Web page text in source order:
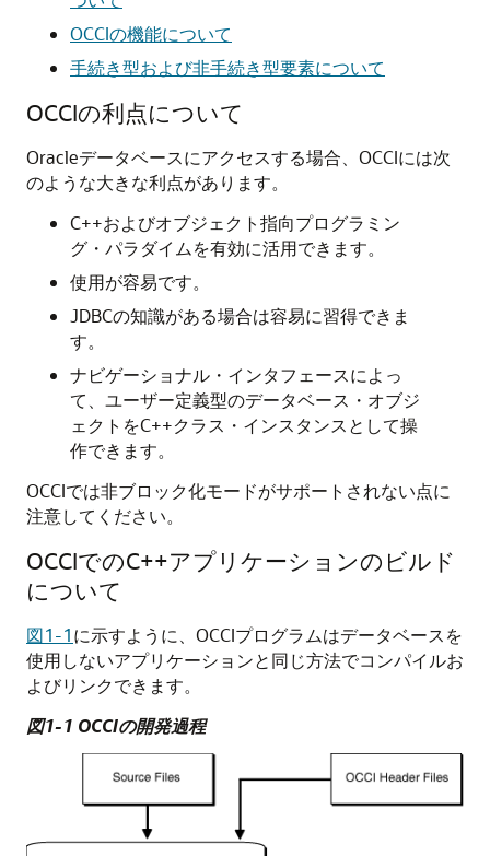
OCCIの機能について
手続き型および非手続き型要素について
OCCIの利点について
Oracleデータベースにアクセスする場合、OCCIには次
のような大きな利点があります。
C++およびオブジェクト指向プログラミン
グ・パラダイムを有効に活用できます。
使用が容易です。
JDBCの知識がある場合は容易に習得できま
す。
ナビゲーショナル・インタフェースによっ
て、ユーザー定義型のデータベース・オブジ
ェクトをC++クラス・インスタンスとして操
作できます。
OCCIでは非ブロック化モードがサポートされない点に
注意してください。
OCCIでのC++アプリケーションのビルド
について
図1-1に示すように、OCCIプログラムはデータベースを
使用しないアプリケーションと同じ方法でコンパイルお
よびリンクできます。
図1-1 OCCIの開発過程